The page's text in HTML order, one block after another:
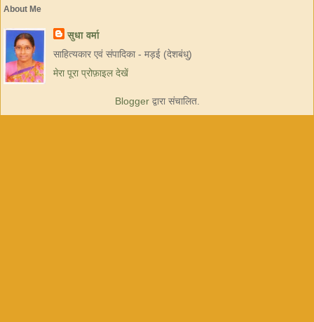
About Me
सुधा वर्मा
साहित्यकार एवं संपादिका - मड़ई (देशबंधु)
मेरा पूरा प्रोफ़ाइल देखें
Bloggerद्वारा संचालित.